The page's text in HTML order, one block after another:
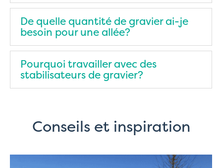
De quelle quantité de gravier ai-je
besoin pour une allée?
Pourquoi travailler avec des
stabilisateurs de gravier?
Conseils et inspiration